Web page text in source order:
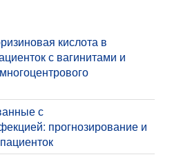
кислота в
с вагинитами и
с
прогнозирование и